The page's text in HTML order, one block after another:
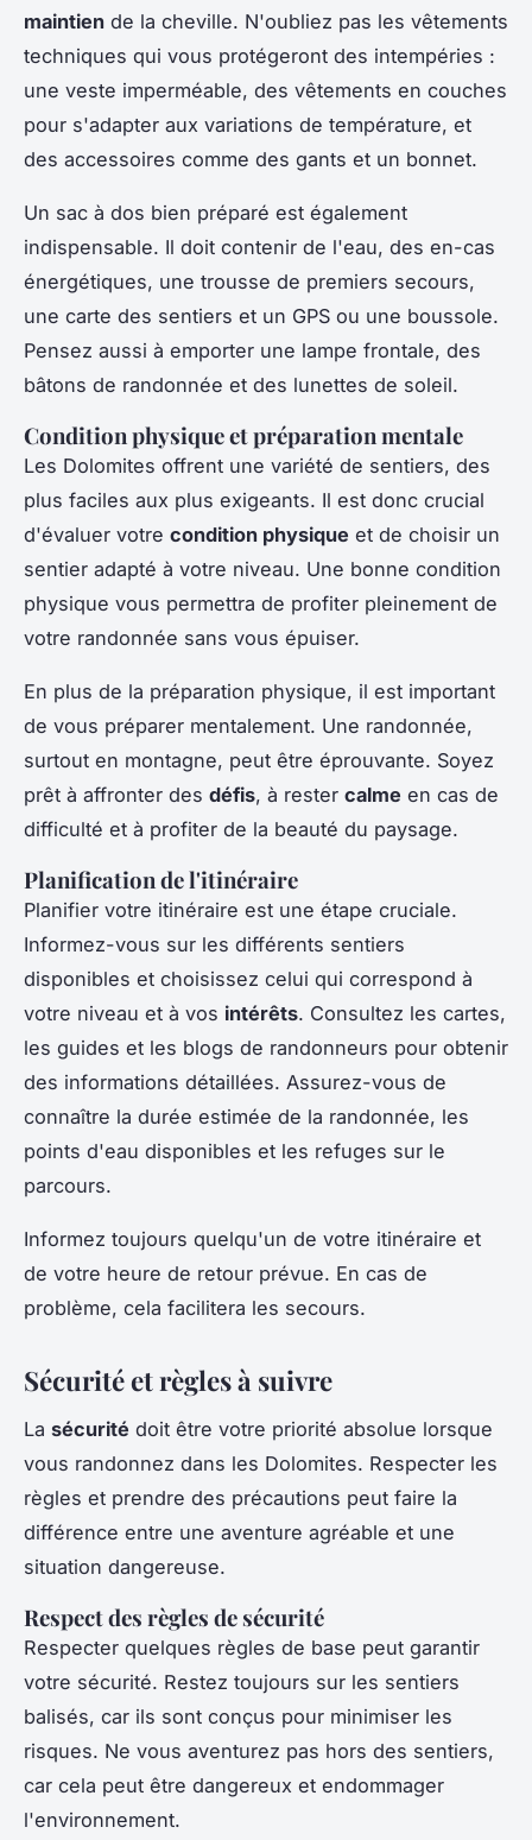
maintien de la cheville. N'oubliez pas les vêtements
techniques qui vous protégeront des intempéries :
une veste imperméable, des vêtements en couches
pour s'adapter aux variations de température, et
des accessoires comme des gants et un bonnet.
Un sac à dos bien préparé est également
indispensable. Il doit contenir de l'eau, des en-cas
énergétiques, une trousse de premiers secours,
une carte des sentiers et un GPS ou une boussole.
Pensez aussi à emporter une lampe frontale, des
bâtons de randonnée et des lunettes de soleil.
Condition physique et préparation mentale
Les Dolomites offrent une variété de sentiers, des
plus faciles aux plus exigeants. Il est donc crucial
d'évaluer votre condition physique et de choisir un
sentier adapté à votre niveau. Une bonne condition
physique vous permettra de profiter pleinement de
votre randonnée sans vous épuiser.
En plus de la préparation physique, il est important
de vous préparer mentalement. Une randonnée,
surtout en montagne, peut être éprouvante. Soyez
prêt à affronter des défis, à rester calme en cas de
difficulté et à profiter de la beauté du paysage.
Planification de l'itinéraire
Planifier votre itinéraire est une étape cruciale.
Informez-vous sur les différents sentiers
disponibles et choisissez celui qui correspond à
votre niveau et à vos intérêts. Consultez les cartes,
les guides et les blogs de randonneurs pour obtenir
des informations détaillées. Assurez-vous de
connaître la durée estimée de la randonnée, les
points d'eau disponibles et les refuges sur le
parcours.
Informez toujours quelqu'un de votre itinéraire et
de votre heure de retour prévue. En cas de
problème, cela facilitera les secours.
Sécurité et règles à suivre
La sécurité doit être votre priorité absolue lorsque
vous randonnez dans les Dolomites. Respecter les
règles et prendre des précautions peut faire la
différence entre une aventure agréable et une
situation dangereuse.
Respect des règles de sécurité
Respecter quelques règles de base peut garantir
votre sécurité. Restez toujours sur les sentiers
balisés, car ils sont conçus pour minimiser les
risques. Ne vous aventurez pas hors des sentiers,
car cela peut être dangereux et endommager
l'environnement.